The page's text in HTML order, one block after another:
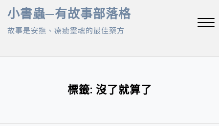
Skip
content
小書蟲─有故事部落格
故事是安撫、療癒靈魂的最佳藥方
標籤: 沒了就算了